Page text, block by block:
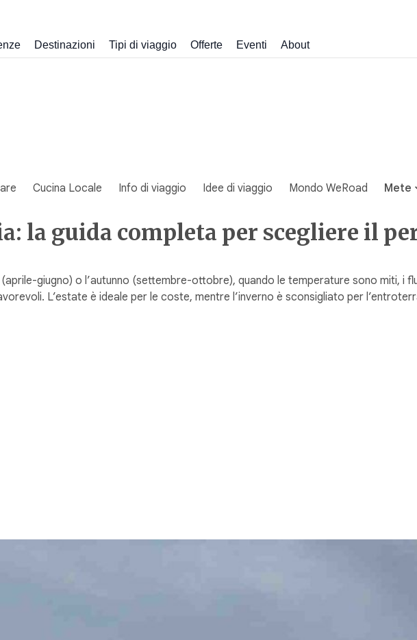
Destinazioni Tipi di viaggio Offerte Eventi About
Cucina Locale Info di viaggio Idee di viaggio Mondo WeRoad Mete
la guida completa per scegliere il
giugno) o l’autunno (settembre-ottobre), quando le temperature sono miti, i
L’estate è ideale per le coste, mentre l’inverno è sconsigliato per